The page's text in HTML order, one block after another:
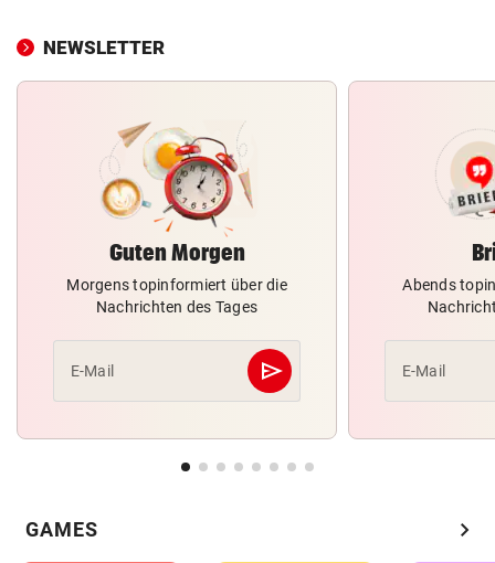
NEWSLETTER
Guten Morgen
Morgens topinformiert über die
Nachrichten des Tages
E-Mail send
Abschicken
Abends
E-Mail
GAMES chevron_right